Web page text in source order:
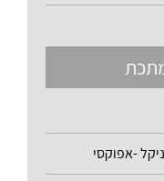
-אפוקסי